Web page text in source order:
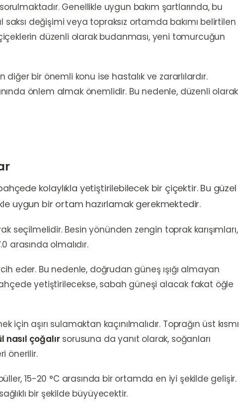
Genellikle uygun bakım şartlarında, bu
değişimi veya topraksız ortamda bakımı belirtilen
düzenli olarak budanması, yeni tomurcuğun
bir önemli konu ise hastalık ve zararlılardır.
önlem almak önemlidir. Bu nedenle, düzenli olarak
kolaylıkla yetiştirilebilecek bir çiçektir. Bu güzel
uygun bir ortam hazırlamak gerekmektedir.
seçilmelidir. Besin yönünden zengin toprak karışımları,
arasında olmalıdır.
eder. Bu nedenle, doğrudan güneş ışığı almayan
yetiştirilecekse, sabah güneşi alacak fakat öğle
aşırı sulamaktan kaçınılmalıdır. Toprağın üst kısmı
nasıl çoğalırsorusuna da yanıt olarak, soğanları
önerilir.
15-20 °C arasında bir ortamda en iyi şekilde gelişir.
bir şekilde büyüyecektir.